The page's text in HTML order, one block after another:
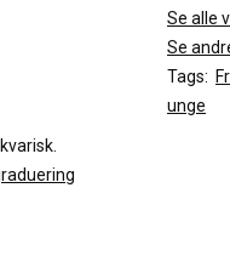
Se alle
Se
Tags:
unge